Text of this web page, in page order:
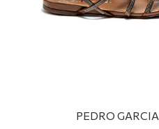
PEDRO GARCIA